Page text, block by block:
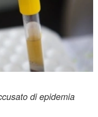
di epidemia